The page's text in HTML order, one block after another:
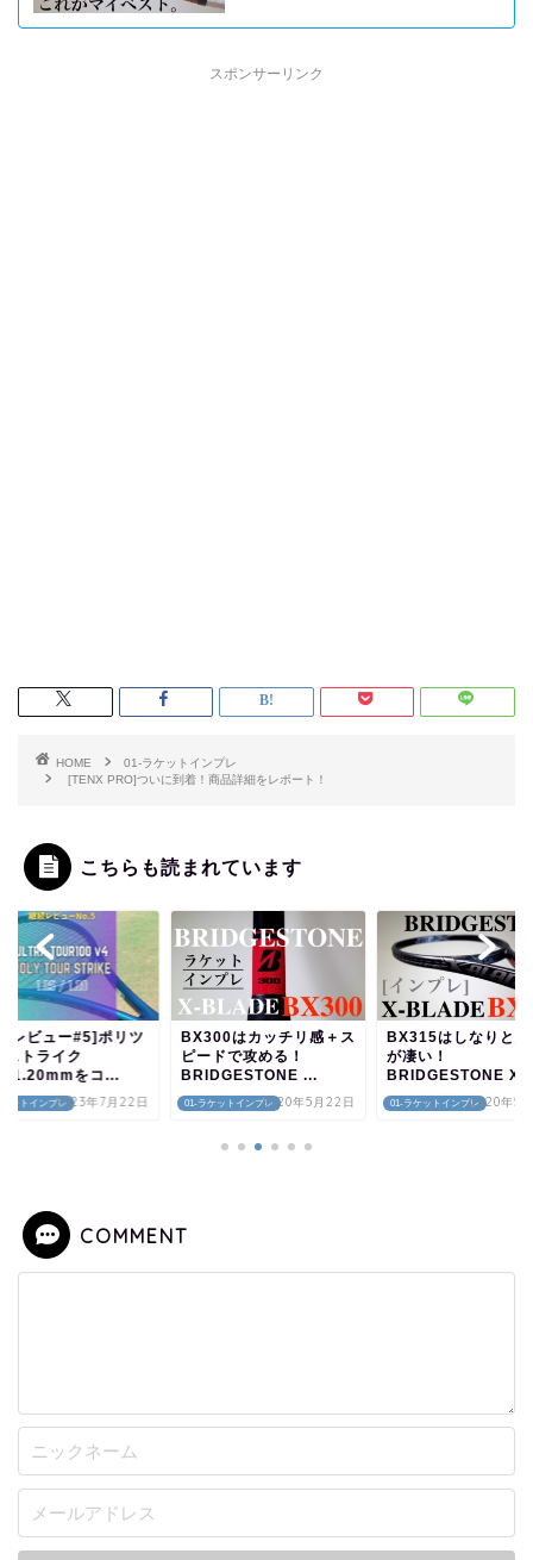
スポンサーリンク
HOME
01-ラケットインプレ
[TENX PRO]ついに到着！商品詳細をレポート！
こちらも読まれています
ットインプレ
レビュー#5]ポリツ
ストライク
1.20mmをコ...
2023年7月22日 01-ラケットインプレ
BX300はカッチリ感＋ス
ピードで攻める！
BRIDGESTONE ...
2020年5月22日 01-ラケットインプレ
BX315はしなりと安
が凄い！
BRIDGESTONE X-
2020年5
COMMENT